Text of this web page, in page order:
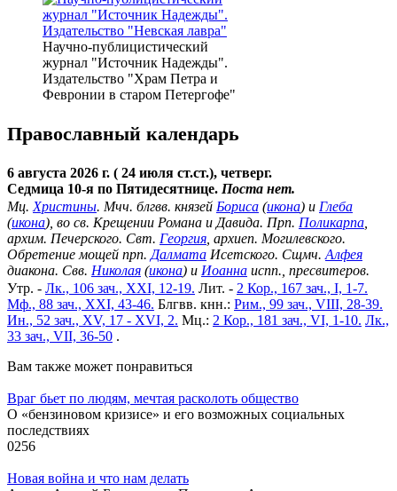
Научно-публицистический
журнал "Источник Надежды".
Издательство "Храм Петра и
Февронии в старом Петергофе"
Православный календарь
6 августа 2026 г. ( 24 июля ст.ст.), четверг.
Седмица 10-я по Пятидесятнице. Поста нет.
Мц. Христины. Мчч. блгвв. князей Бориса (икона) и Глеба
(икона), во св. Крещении Романа и Давида. Прп. Поликарпа
архим. Печерского. Свт. Георгия , архиеп. Могилевского.
Обретение мощей прп. Далмата Исетского. Сщмч. Алфея
диакона. Свв. Николая (икона) и Иоанна испп., пресвитеров.
Утр. - Лк., 106 зач., XXI, 12-19. Лит. - 2 Кор., 167 зач., I, 1-7.
Мф., 88 зач., XXI, 43-46. Блгвв. кнн.: Рим., 99 зач., VIII, 28-39.
Ин., 52 зач., XV, 17 - XVI, 2. Мц.: 2 Кор., 181 зач., VI, 1-10. Лк.,
33 зач., VII, 36-50 .
Вам также может понравиться
Враг бьет по людям, мечтая расколоть общество
О «бензиновом кризисе» и его возможных социальных
последствиях
0256
Новая война и что нам делать